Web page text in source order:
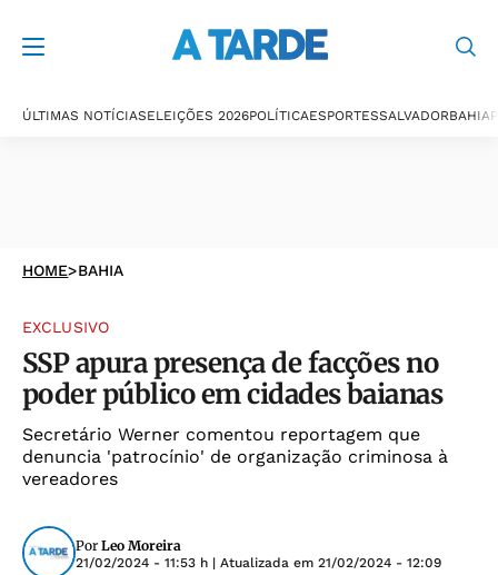
ÚLTIMAS NOTÍCIASELEIÇÕES 2026POLÍTICAESPORTESSALVADORBAHIA
HOME>BAHIA
EXCLUSIVO
SSP apura presença de facções no
poder público em cidades baianas
Secretário Werner comentou reportagem que
denuncia 'patrocínio' de organização criminosa à
vereadores
Por Leo Moreira
21/02/2024 - 11:53 h | Atualizada em 21/02/2024 - 12:09